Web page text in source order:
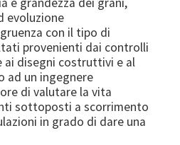
evoluzione
con il tipo di
provenienti dai controlli
ai disegni costruttivi e al
ad un ingegnere
di valutare la vita
sottoposti a scorrimento
in grado di dare una